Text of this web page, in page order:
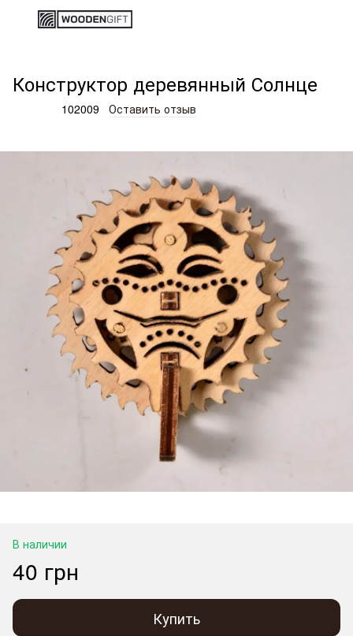
Конструктор деревянный Солнце
102009 Оставить отзыв
В наличии
40 грн
Купить